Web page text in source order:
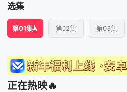
选集
第01集 第02集 第03集
正在热映🔥